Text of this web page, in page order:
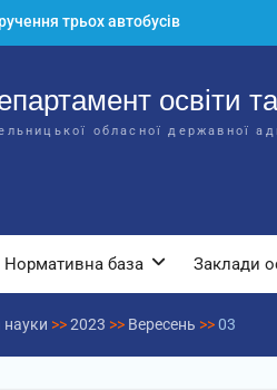
трьох автобусів
освіти
освіти та науки обласної
нарада для
за національно-
освіти
обласної державної
Нормативна база Заклади
науки >>2023 >> Вересень >>03